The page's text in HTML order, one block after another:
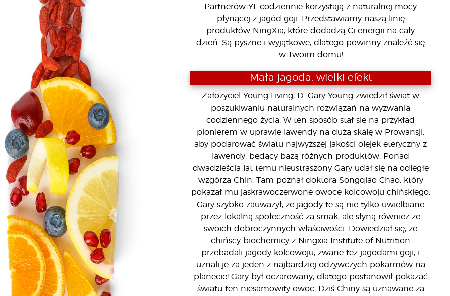
Partnerów YL codziennie korzystają z naturalnej mocy
płynącej z jagód goji. Przedstawiamy naszą linię
produktów NingXia, które dodadzą Ci energii na cały
dzień. Są pyszne i wyjątkowe, dlatego powinny znaleźć się
w Twoim domu!
Mała jagoda, wielki efekt
Założyciel Young Living, D. Gary Young zwiedził świat w
poszukiwaniu naturalnych rozwiązań na wyzwania
codziennego życia. W ten sposób stał się na przykład
pionierem w uprawie lawendy na dużą skalę w Prowansji,
aby podarować światu najwyższej jakości olejek eteryczny z
lawendy, będący bazą różnych produktów. Ponad
dwadzieścia lat temu nieustraszony Gary udał się na odległe
wzgórza Chin. Tam poznał doktora Songqiao Chao, który
pokazał mu jaskrawoczerwone owoce kolcowoju chińskiego.
Gary szybko zauważył, że jagody te są nie tylko uwielbiane
przez lokalną społeczność za smak, ale słyną również ze
swoich dobroczynnych właściwości. Dowiedział się, że
chińscy biochemicy z Ningxia Institute of Nutrition
przebadali jagody kolcowoju, zwane też jagodami goji, i
uznali je za jeden z najbardziej odżywczych pokarmów na
planecie! Gary był oczarowany, dlatego postanowił pokazać
światu ten niesamowity owoc. Dziś Chiny są uznawane za